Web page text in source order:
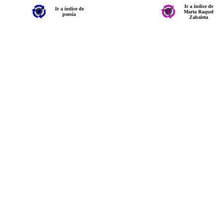
Ir a índice de
poesía
Ir a índice de
Marta Raquel
Zabaleta